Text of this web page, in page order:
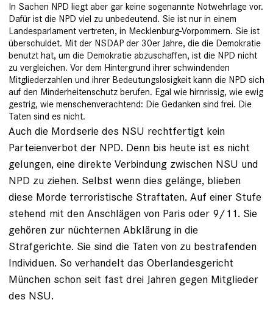
In Sachen NPD liegt aber gar keine sogenannte Notwehrlage vor.
Dafür ist die NPD viel zu unbedeutend. Sie ist nur in einem
Landesparlament vertreten, in Mecklenburg-Vorpommern. Sie ist
überschuldet. Mit der NSDAP der 30er Jahre, die die Demokratie
benutzt hat, um die Demokratie abzuschaffen, ist die NPD nicht
zu vergleichen. Vor dem Hintergrund ihrer schwindenden
Mitgliederzahlen und ihrer Bedeutungslosigkeit kann die NPD sich
auf den Minderheitenschutz berufen. Egal wie hirnrissig, wie ewig
gestrig, wie menschenverachtend: Die Gedanken sind frei. Die
Taten sind es nicht.
Auch die Mordserie des NSU rechtfertigt kein
Parteienverbot der NPD. Denn bis heute ist es nicht
gelungen, eine direkte Verbindung zwischen NSU und
NPD zu ziehen. Selbst wenn dies gelänge, blieben
diese Morde terroristische Straftaten. Auf einer Stufe
stehend mit den Anschlägen von Paris oder 9/11. Sie
gehören zur nüchternen Abklärung in die
Strafgerichte. Sie sind die Taten von zu bestrafenden
Individuen. So verhandelt das Oberlandesgericht
München schon seit fast drei Jahren gegen Mitglieder
des NSU.